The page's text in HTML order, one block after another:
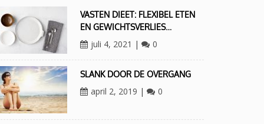
VASTEN DIEET: FLEXIBEL ETEN
EN GEWICHTSVERLIES…
juli 4, 2021 | 0
SLANK DOOR DE OVERGANG
april 2, 2019 | 0